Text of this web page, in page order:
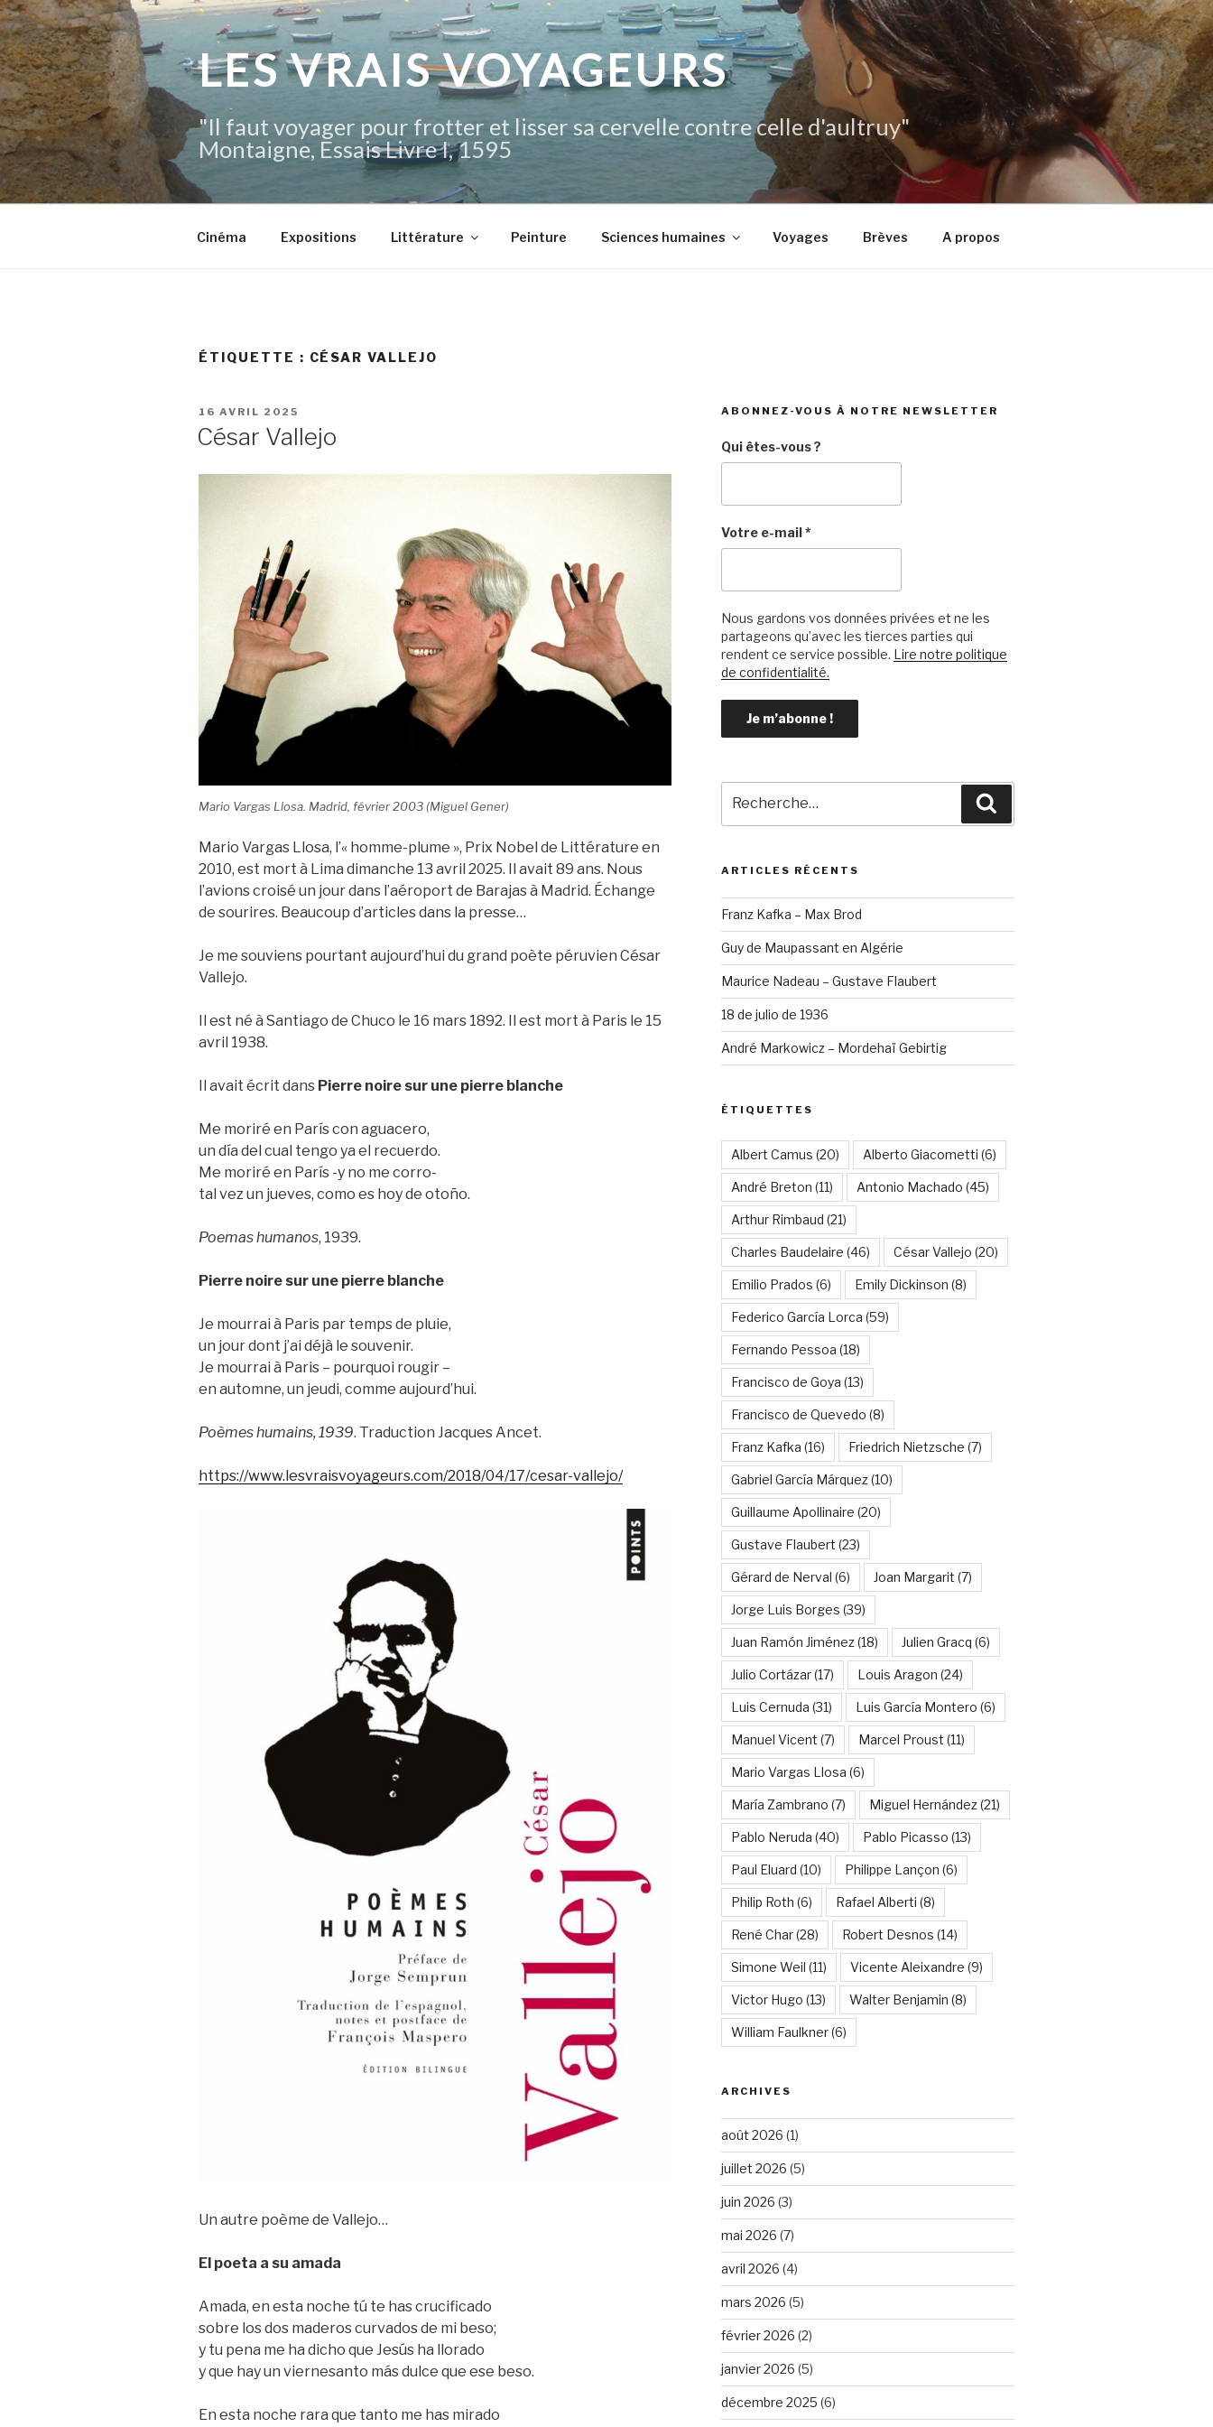
Aller
au
contenu
principal
LES VRAIS VOYAGEURS
"Il faut voyager pour frotter et lisser sa cervelle contre celle d'aultruy"
Montaigne, Essais Livre I, 1595
Cinéma Expositions Littérature Peinture Sciences humaines Voyages Brèves A propos
ÉTIQUETTE : CÉSAR VALLEJO
PUBLIÉ
16 AVRIL 2025
César Vallejo
Mario Vargas Llosa. Madrid, février 2003 (Miguel Gener)
Mario Vargas Llosa, l’« homme-plume », Prix Nobel de Littérature en
2010, est mort à Lima dimanche 13 avril 2025. Il avait 89 ans. Nous
l’avions croisé un jour dans l’aéroport de Barajas à Madrid. Échange
de sourires. Beaucoup d’articles dans la presse…
Je me souviens pourtant aujourd’hui du grand poète péruvien César
Vallejo.
Il est né à Santiago de Chuco le 16 mars 1892. Il est mort à Paris le 15
avril 1938.
Il avait écrit dans Pierre noire sur une pierre blanche
Me moriré en París con aguacero,
un día del cual tengo ya el recuerdo.
Me moriré en París -y no me corro-
tal vez un jueves, como es hoy de otoño.
Poemas humanos, 1939.
Pierre noire sur une pierre blanche
Je mourrai à Paris par temps de pluie,
un jour dont j’ai déjà le souvenir.
Je mourrai à Paris – pourquoi rougir –
en automne, un jeudi, comme aujourd’hui.
Poèmes humains, 1939. Traduction Jacques Ancet.
https://www.lesvraisvoyageurs.com/2018/04/17/cesar-vallejo/
Un autre poème de Vallejo…
El poeta a su amada
Amada, en esta noche tú te has crucificado
sobre los dos maderos curvados de mi beso;
y tu pena me ha dicho que Jesús ha llorado
y que hay un viernesanto más dulce que ese beso.
En esta noche rara que tanto me has mirado
ABONNEZ-VOUS À NOTRE NEWSLETTER
Qui êtes-vous ?
Votre e-mail*
Nous gardons vos données privées et ne les
partageons qu’avec les tierces parties qui
rendent ce service possible. Lire notre politique
de confidentialité.
pour
:
ARTICLES RÉCENTS
Franz Kafka – Max Brod
Guy de Maupassant en Algérie
Maurice Nadeau – Gustave Flaubert
18 de julio de 1936
André Markowicz – Mordehaï Gebirtig
ÉTIQUETTES
Albert Camus (20) Alberto Giacometti (6)
André Breton (11) Antonio Machado (45)
Arthur Rimbaud (21)
Charles Baudelaire (46) César Vallejo (20)
Emilio Prados (6) Emily Dickinson (8)
Federico García Lorca (59)
Fernando Pessoa (18)
Francisco de Goya (13)
Francisco de Quevedo (8)
Franz Kafka (16) Friedrich Nietzsche (7)
Gabriel García Márquez(10)
Guillaume Apollinaire (20)
Gustave Flaubert (23)
Gérard de Nerval (6) Joan Margarit (7)
Jorge Luis Borges (39)
Juan Ramón Jiménez(18) Julien Gracq (6)
Julio Cortázar(17) Louis Aragon (24)
Luis Cernuda (31) Luis García Montero (6)
Manuel Vicent (7) Marcel Proust (11)
Mario Vargas Llosa (6)
María Zambrano (7) Miguel Hernández(21)
Pablo Neruda (40) Pablo Picasso (13)
Paul Eluard (10) Philippe Lançon (6)
Philip Roth (6) Rafael Alberti (8)
René Char(28) Robert Desnos (14)
Simone Weil (11) Vicente Aleixandre (9)
Victor Hugo (13) Walter Benjamin (8)
William Faulkner(6)
ARCHIVES
août 2026 (1)
juillet 2026 (5)
juin 2026 (3)
mai 2026 (7)
avril 2026 (4)
mars 2026 (5)
février 2026 (2)
janvier 2026 (5)
décembre 2025 (6)